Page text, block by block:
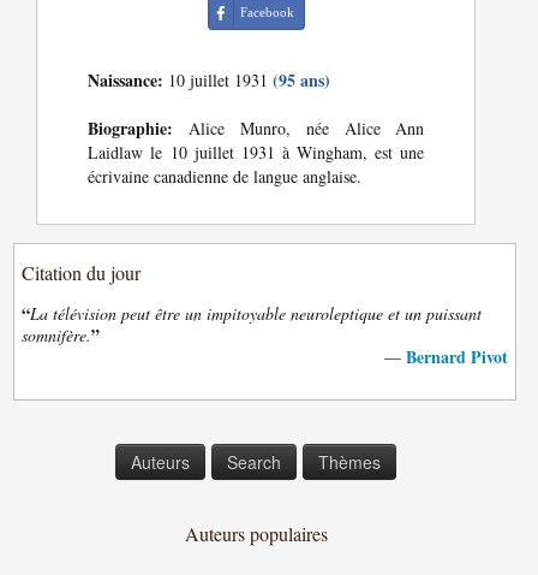
Facebook
Naissance: 10 juillet 1931(95 ans)
Biographie: Alice Munro, née Alice Ann
Laidlaw le 10 juillet 1931 à Wingham, est une
écrivaine canadienne de langue anglaise.
Citation du jour
“La télévision peut être un impitoyable neuroleptique et un puissant
somnifère.”
— Bernard Pivot
Auteurs Search Thèmes
Auteurs populaires